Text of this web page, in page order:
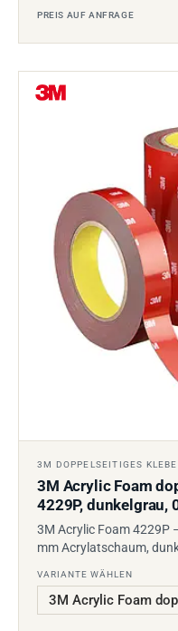
PREIS AUF ANFRAGE
3M DOPPELSEITIGES
3M Acrylic Foam
4229P, dunkelgrau,
3M Acrylic Foam 4229P
mm Acrylatschaum,
VARIANTE WÄHLEN